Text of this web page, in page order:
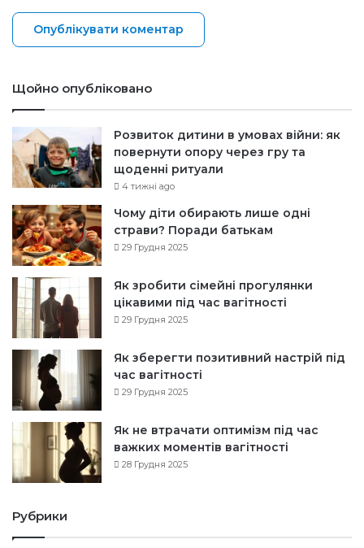
Щойно опубліковано
Розвиток дитини в умовах війни: як
повернути опору через гру та
щоденні ритуали
4 тижні ago
Чому діти обирають лише одні
страви? Поради батькам
29 Грудня 2025
Як зробити сімейні прогулянки
цікавими під час вагітності
29 Грудня 2025
Як зберегти позитивний настрій під
час вагітності
29 Грудня 2025
Як не втрачати оптимізм під час
важких моментів вагітності
28 Грудня 2025
Рубрики